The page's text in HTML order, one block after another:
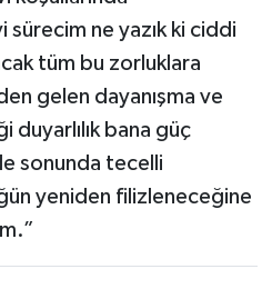
ne yazık ki ciddi
tüm bu zorluklara
gelen dayanışma ve
duyarlılık bana güç
sonunda tecelli
yeniden filizleneceğine